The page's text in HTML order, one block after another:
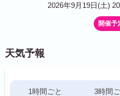
2026年9月19日(土)
開催予
天気予報
1時間ごと 3時間